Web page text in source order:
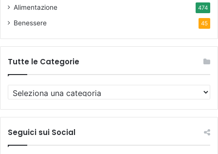
Alimentazione 474
Benessere 45
Tutte le Categorie
u
t
e
Seguici sui Social